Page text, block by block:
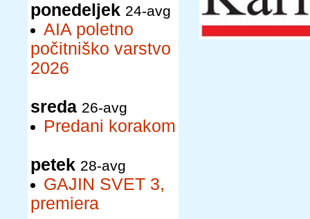
ponedeljek 24-avg
AIA poletno
počitniško varstvo
2026
sreda 26-avg
Predani korakom
petek 28-avg
GAJIN SVET 3,
premiera